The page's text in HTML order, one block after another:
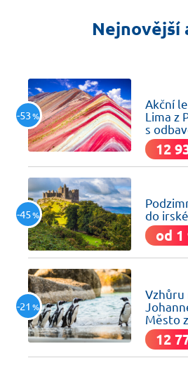
Nejnovější
-53%
Akční
Lima z
s
12
-45%
do
od 1
-21 %
Vzhůru
Město
12